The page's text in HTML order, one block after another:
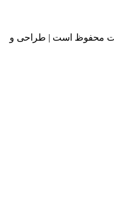
محفوظ است | طراحی و